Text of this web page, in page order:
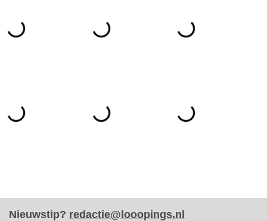
Nieuwstip? redactie@looopings.nl